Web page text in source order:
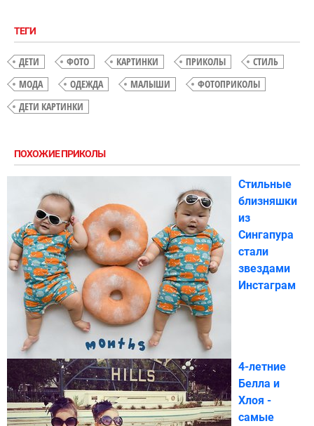
ТЕГИ
ДЕТИ ФОТО КАРТИНКИ ПРИКОЛЫ
СТИЛЬ
МОДА
ОДЕЖДА МАЛЫШИ
ФОТОПРИКОЛЫ
ДЕТИ КАРТИНКИ
ПОХОЖИЕ ПРИКОЛЫ
Стильные
близняшки
из
Сингапура
стали
звездами
Инстаграм
4-летние
Белла и
Хлоя -
самые